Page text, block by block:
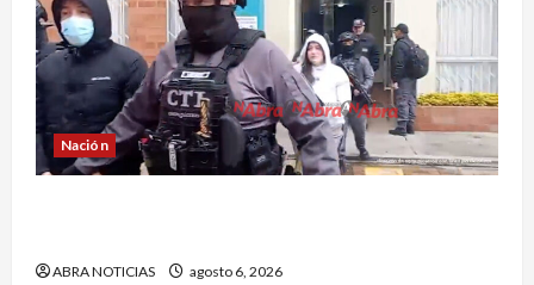
Nación
ABRA NOTICIAS agosto 6, 2026